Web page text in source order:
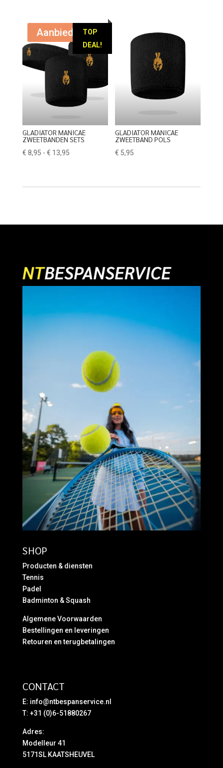
TOP
DEAL!
Aanbieding!
GLADIATOR MANICAE
ZWEETBANDEN SETS
€ 8,95 - € 13,95Prijsklasse:
GLADIATOR MANICAE
ZWEETBAND POLS
€ 5,95
SHOP
Producten & diensten
Tennis
Padel
Badminton & Squash
Algemene Voorwaarden
Bestellingen en leveringen
Retouren en terugbetalingen
CONTACT
E: info@ntbespanservice.nl
T: +31 (0)6-51880267
Adres:
Modelleur 41
5171SL KAATSHEUVEL